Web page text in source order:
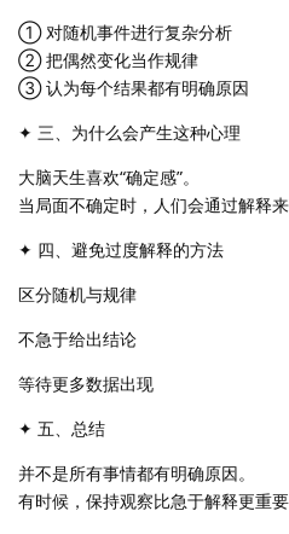
① 对随机事件进行复杂分析
② 把偶然变化当作规律
③ 认为每个结果都有明确原因
✦ 三、为什么会产生这种心理
大脑天生喜欢“确定感”。
当局面不确定时，人们会通过解释来
✦ 四、避免过度解释的方法
区分随机与规律
不急于给出结论
等待更多数据出现
✦ 五、总结
并不是所有事情都有明确原因。
有时候，保持观察比急于解释更重要